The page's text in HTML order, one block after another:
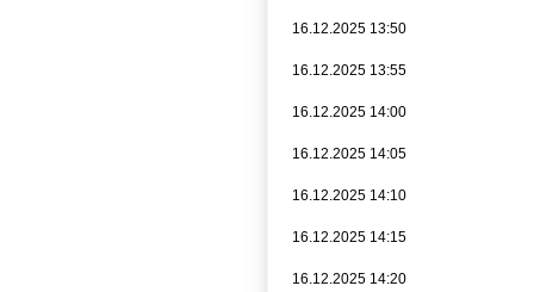
16.12.2025 13:50
16.12.2025 13:55
16.12.2025 14:00
16.12.2025 14:05
16.12.2025 14:10
16.12.2025 14:15
16.12.2025 14:20